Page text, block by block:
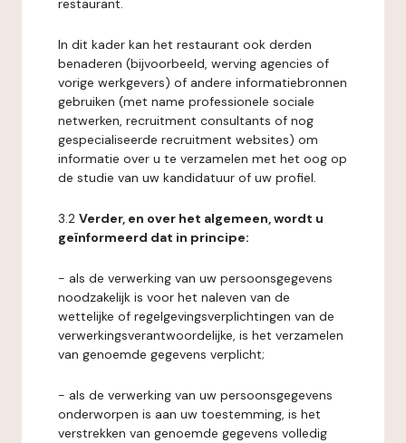
restaurant.
In dit kader kan het restaurant ook derden
benaderen (bijvoorbeeld, werving agencies of
vorige werkgevers) of andere informatiebronnen
gebruiken (met name professionele sociale
netwerken, recruitment consultants of nog
gespecialiseerde recruitment websites) om
informatie over u te verzamelen met het oog op
de studie van uw kandidatuur of uw profiel.
3.2 Verder, en over het algemeen, wordt u
geïnformeerd dat in principe:
- als de verwerking van uw persoonsgegevens
noodzakelijk is voor het naleven van de
wettelijke of regelgevingsverplichtingen van de
verwerkingsverantwoordelijke, is het verzamelen
van genoemde gegevens verplicht;
- als de verwerking van uw persoonsgegevens
onderworpen is aan uw toestemming, is het
verstrekken van genoemde gegevens volledig